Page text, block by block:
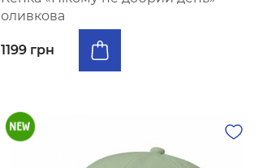
оливкова
1199 грн